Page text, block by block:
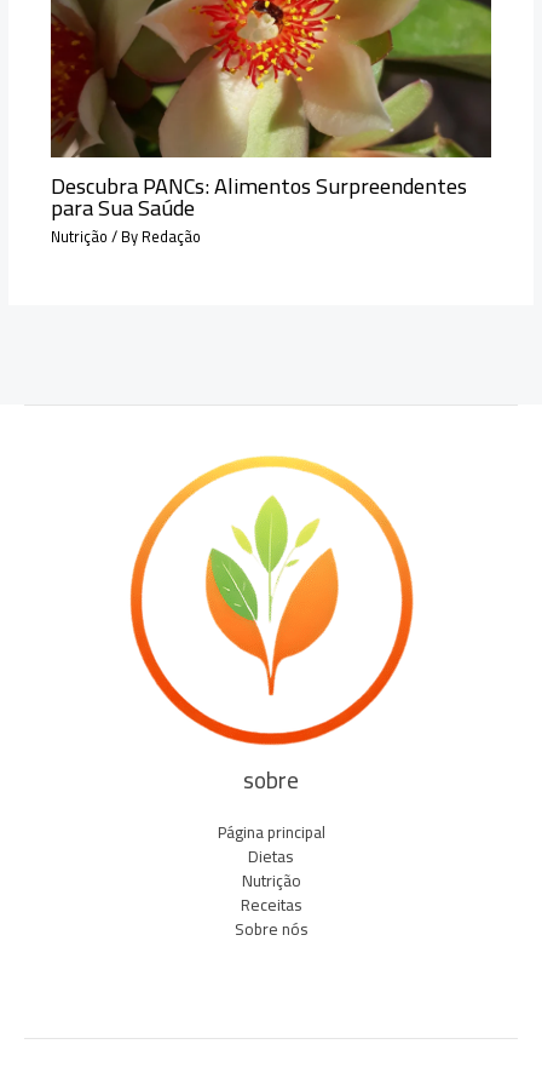
Descubra PANCs: Alimentos Surpreendentes
para Sua Saúde
Nutrição/ ByRedação
sobre
Página principal
Dietas
Nutrição
Receitas
Sobre nós